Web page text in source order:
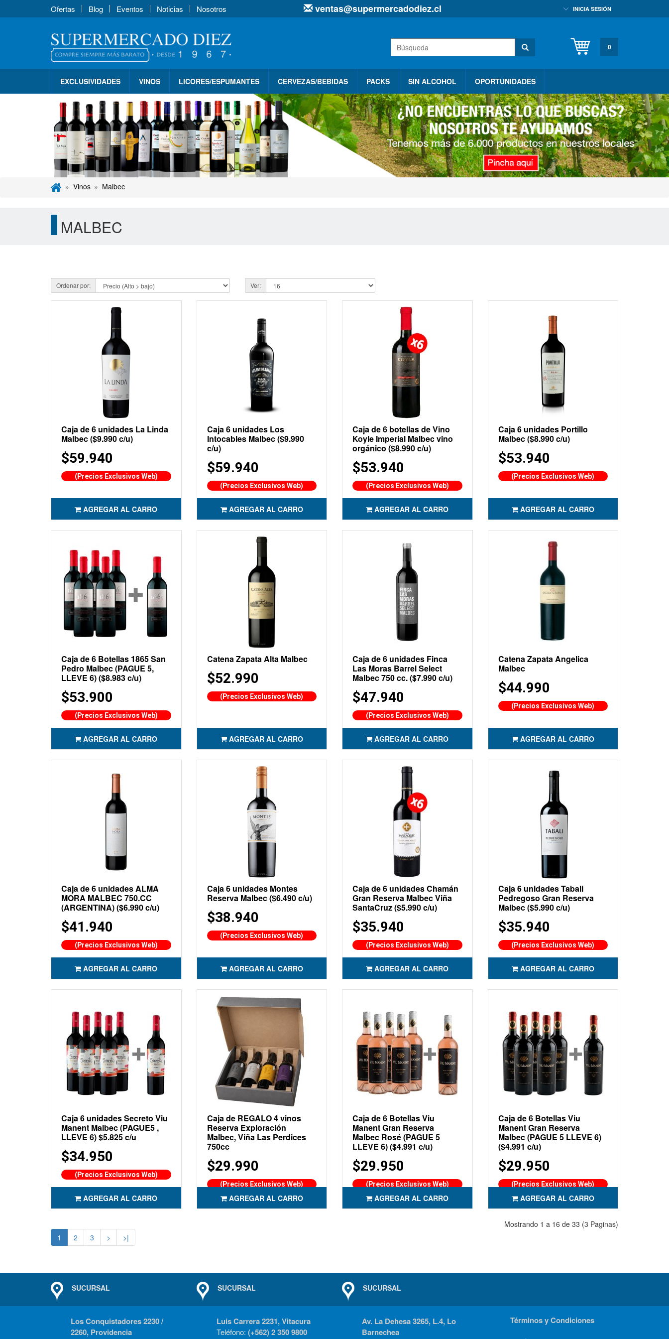
Ofertas Blog Eventos Noticias Nosotros INICIA SESIÓN
ventas@supermercadodiez.cl
0
EXCLUSIVIDADES VINOS LICORES/ESPUMANTES CERVEZAS/BEBIDAS PACKS SIN ALCOHOL OPORTUNIDADES
Vinos Malbec
MALBEC
Ordenar por: Ver:
Caja de 6 unidades La Linda
Malbec ($9.990 c/u)
$59.940
(Precios Exclusivos Web)
AGREGAR AL CARRO
Caja 6 unidades Los
Intocables Malbec ($9.990
c/u)
$59.940
(Precios Exclusivos Web)
AGREGAR AL CARRO
Caja de 6 botellas de Vino
Koyle Imperial Malbec vino
orgánico ($8.990 c/u)
$53.940
(Precios Exclusivos Web)
AGREGAR AL CARRO
Caja 6 unidades Portillo
Malbec ($8.990 c/u)
$53.940
(Precios Exclusivos Web)
AGREGAR AL CARRO
Caja de 6 Botellas 1865 San
Pedro Malbec (PAGUE 5,
LLEVE 6) ($8.983 c/u)
$53.900
(Precios Exclusivos Web)
AGREGAR AL CARRO
Catena Zapata Alta Malbec
$52.990
(Precios Exclusivos Web)
AGREGAR AL CARRO
Caja de 6 unidades Finca
Las Moras Barrel Select
Malbec 750 cc. ($7.990 c/u)
$47.940
(Precios Exclusivos Web)
AGREGAR AL CARRO
Catena Zapata Angelica
Malbec
$44.990
(Precios Exclusivos Web)
AGREGAR AL CARRO
Caja de 6 unidades ALMA
MORA MALBEC 750.CC
(ARGENTINA) ($6.990 c/u)
$41.940
(Precios Exclusivos Web)
AGREGAR AL CARRO
Caja 6 unidades Montes
Reserva Malbec ($6.490 c/u)
$38.940
(Precios Exclusivos Web)
AGREGAR AL CARRO
Caja de 6 unidades Chamán
Gran Reserva Malbec Viña
SantaCruz ($5.990 c/u)
$35.940
(Precios Exclusivos Web)
AGREGAR AL CARRO
Caja 6 unidades Tabali
Pedregoso Gran Reserva
Malbec ($5.990 c/u)
$35.940
(Precios Exclusivos Web)
AGREGAR AL CARRO
Caja 6 unidades Secreto Viu
Manent Malbec (PAGUE5 ,
LLEVE 6) $5.825 c/u
$34.950
(Precios Exclusivos Web)
AGREGAR AL CARRO
Caja de REGALO 4 vinos
Reserva Exploración
Malbec, Viña Las Perdices
750cc
$29.990
(Precios Exclusivos Web)
AGREGAR AL CARRO
Caja de 6 Botellas Viu
Manent Gran Reserva
Malbec Rosé (PAGUE 5
LLEVE 6) ($4.991 c/u)
$29.950
(Precios Exclusivos Web)
AGREGAR AL CARRO
Caja de 6 Botellas Viu
Manent Gran Reserva
Malbec (PAGUE 5 LLEVE 6)
($4.991 c/u)
$29.950
(Precios Exclusivos Web)
AGREGAR AL CARRO
1 2 3 > >|
Mostrando 1 a 16 de 33 (3 Paginas)
SUCURSAL
Los Conquistadores 2230 /
2260, Providencia
SUCURSAL
Luis Carrera 2231, Vitacura
Teléfono: (+562) 2 350 9800
SUCURSAL
Av. La Dehesa 3265, L.4, Lo
Barnechea
Términos y Condiciones